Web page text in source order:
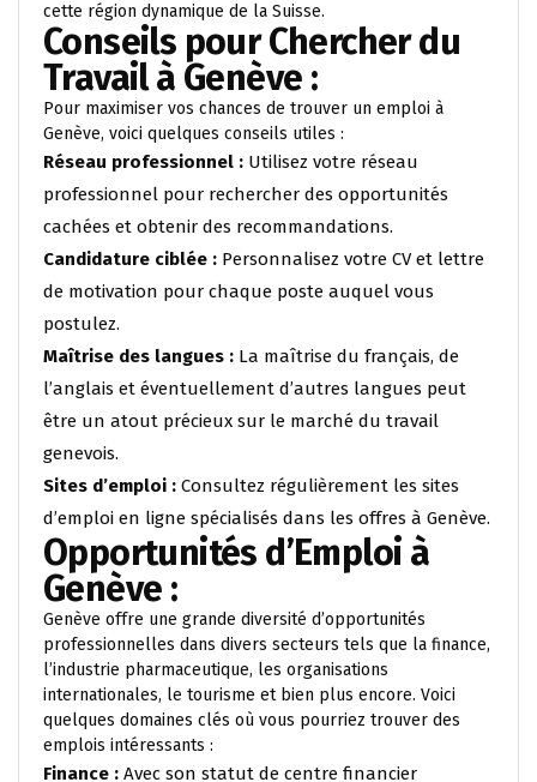
cette région dynamique de la Suisse.
Conseils pour Chercher du
Travail à Genève :
Pour maximiser vos chances de trouver un emploi à
Genève, voici quelques conseils utiles :
Réseau professionnel : Utilisez votre réseau
professionnel pour rechercher des opportunités
cachées et obtenir des recommandations.
Candidature ciblée : Personnalisez votre CV et lettre
de motivation pour chaque poste auquel vous
postulez.
Maîtrise des langues : La maîtrise du français, de
l’anglais et éventuellement d’autres langues peut
être un atout précieux sur le marché du travail
genevois.
Sites d’emploi : Consultez régulièrement les sites
d’emploi en ligne spécialisés dans les offres à Genève.
Opportunités d’Emploi à
Genève :
Genève offre une grande diversité d’opportunités
professionnelles dans divers secteurs tels que la finance,
l’industrie pharmaceutique, les organisations
internationales, le tourisme et bien plus encore. Voici
quelques domaines clés où vous pourriez trouver des
emplois intéressants :
Finance : Avec son statut de centre financier